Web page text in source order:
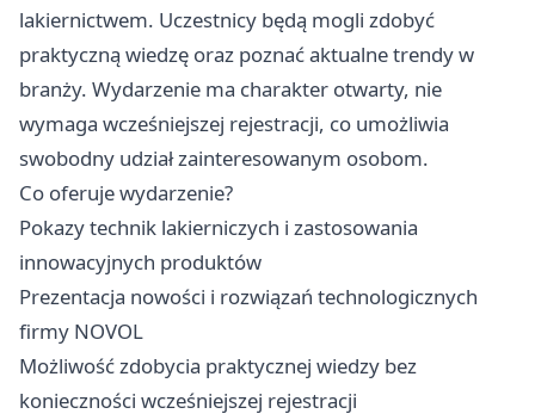
lakiernictwem. Uczestnicy będą mogli zdobyć
praktyczną wiedzę oraz poznać aktualne trendy w
branży. Wydarzenie ma charakter otwarty, nie
wymaga wcześniejszej rejestracji, co umożliwia
swobodny udział zainteresowanym osobom.
Co oferuje wydarzenie?
Pokazy technik lakierniczych i zastosowania
innowacyjnych produktów
Prezentacja nowości i rozwiązań technologicznych
firmy NOVOL
Możliwość zdobycia praktycznej wiedzy bez
konieczności wcześniejszej rejestracji